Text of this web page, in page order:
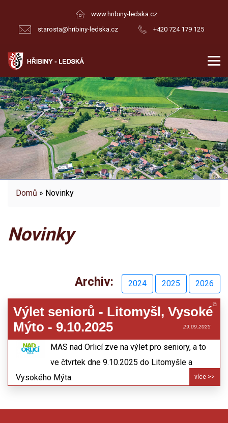
www.hribiny-ledska.cz
starosta@hribiny-ledska.cz
+420 724 179 125
Domů » Novinky
Novinky
Archiv: 2024 2025 2026
Výlet seniorů - Litomyšl, Vysoké
Mýto - 9.10.2025
29.09.2025
MAS nad Orlicí zve na výlet pro seniory, a to
ve čtvrtek dne 9.10.2025 do Litomyšle a
Vysokého Mýta.
více >>